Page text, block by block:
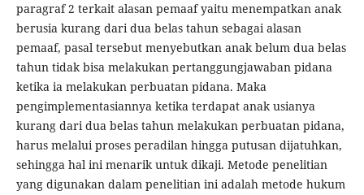
paragraf 2 terkait alasan pemaaf yaitu menempatkan anak
berusia kurang dari dua belas tahun sebagai alasan
pemaaf, pasal tersebut menyebutkan anak belum dua belas
tahun tidak bisa melakukan pertanggungjawaban pidana
ketika ia melakukan perbuatan pidana. Maka
pengimplementasiannya ketika terdapat anak usianya
kurang dari dua belas tahun melakukan perbuatan pidana,
harus melalui proses peradilan hingga putusan dijatuhkan,
sehingga hal ini menarik untuk dikaji. Metode penelitian
yang digunakan dalam penelitian ini adalah metode hukum